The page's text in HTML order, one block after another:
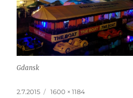
Gdansk
Julkaistu
2.7.2015 Täysikokoinen
1600 × 1184